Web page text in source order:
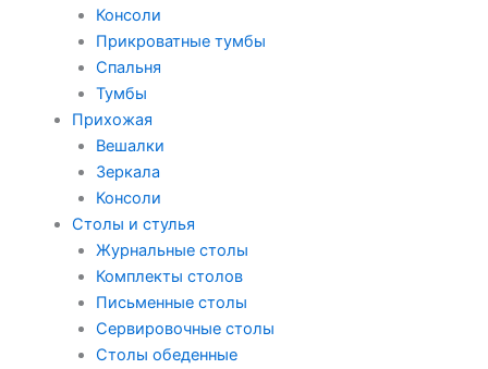
Консоли
Прикроватные тумбы
Спальня
Тумбы
Прихожая
Вешалки
Зеркала
Консоли
Столы и стулья
Журнальные столы
Комплекты столов
Письменные столы
Сервировочные столы
Столы обеденные